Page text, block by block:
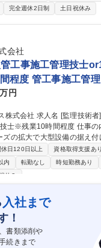
業電源工事 （電圧187/154/110/66/33/
指示（UPS・各種盤・非常用
台等の付随する各種工事 取
水処理施設（浄水場・下水
産業・インフラを支える大
・営業力により業界トッ
完全週休2日制 土日祝休み
会社
工事施工管理技士
程度 管工事施工管理
円
]1級管工事施工管理技
程度 仕事の内容 当社は理化学機器
ズの拡大で大型設備の据え
術者を募集。顧客(製薬メー
行って頂きます。 【詳細】 ■大型の試験
工事、設置、組み立て業務
・リモートを併用)■図面作
休日120日以上
資格取得支援あり
内
転勤なし 時短勤務あり
休み
入社まで
！
書類添削や
続きまで